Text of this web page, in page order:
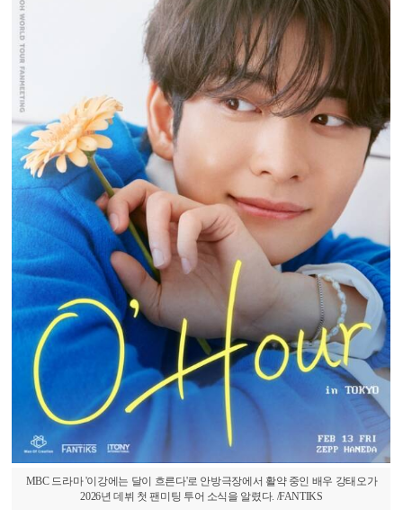
MBC 드라마 '이강에는 달이 흐른다'로 안방극장에서 활약 중인 배우 강태오가
2026년 데뷔 첫 팬미팅 투어 소식을 알렸다. /FANTIKS